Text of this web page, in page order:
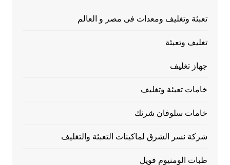
تعبئة وتغليف ومعدات فى مصر و العالم
تغليف وتعبئة
جهاز تغليف
خامات تعبئة وتغليف
خامات سلوفان شرنك
شركة نسر الشرق لماكينات التعبئة والتغليف
طبات الومنيوم فويل